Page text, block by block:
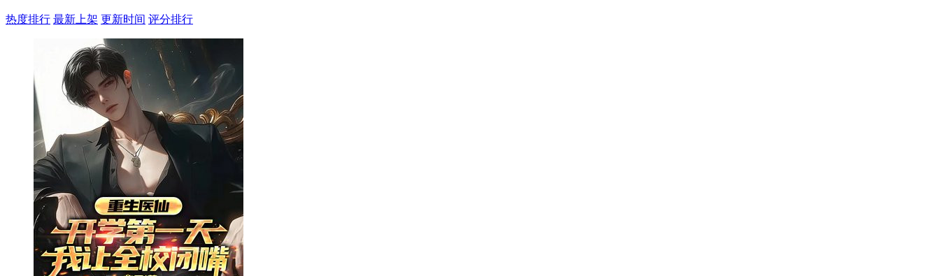
热度排行 最新上架 更新时间 评分排行